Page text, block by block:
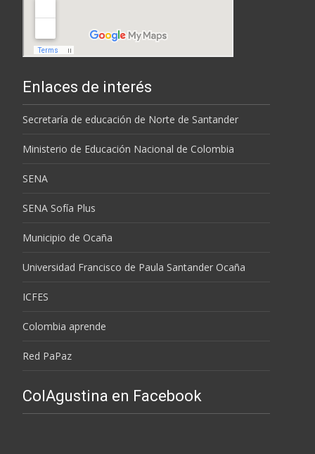
Enlaces de interés
Secretaría de educación de Norte de Santander
Ministerio de Educación Nacional de Colombia
SENA
SENA Sofía Plus
Municipio de Ocaña
Universidad Francisco de Paula Santander Ocaña
ICFES
Colombia aprende
Red PaPaz
ColAgustina en Facebook